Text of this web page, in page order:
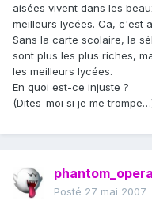
aisées vivent dans les
meilleurs lycées. Ca, c'est
Sans la carte scolaire, la
sont plus les plus riches,
les meilleurs lycées.
En quoi est-ce injuste ?
(Dites-moi si je me
phantom_opera
Posté 27 mai 2007